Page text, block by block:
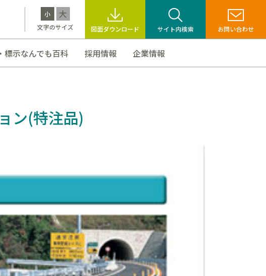
小 大
文字のサイズ 図面ダウンロード サイト内検索 お問い合わせ
標示なんでも百科 採用情報 企業情報
ン(特注品)